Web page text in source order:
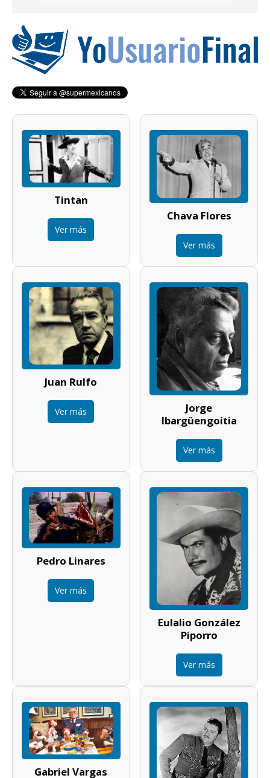
Tintan
Ver más
Chava Flores
Ver más
Juan Rulfo
Ver más
Jorge
Ibargüengoitia
Ver más
Pedro Linares
Ver más
Eulalio González
Piporro
Ver más
Gabriel Vargas